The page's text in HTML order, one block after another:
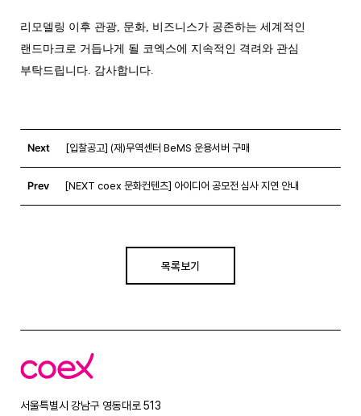
리모델링 이후 관광, 문화, 비즈니스가 공존하는 세계적인
랜드마크로 거듭나게 될 코엑스에 지속적인 격려와 관심
부탁드립니다. 감사합니다.
Next [입찰공고] (재)무역센터 BeMS 운용서버 구매
Prev [NEXT coex 문화컨텐츠] 아이디어 공모전 심사 지연 안내
목록보기
코
엑
서울특별시 강남구 영동대로 513